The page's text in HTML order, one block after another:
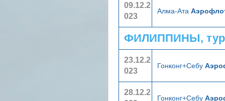
09.12.2
023
Алма-Ата
ФИЛИППИНЫ,
23.12.2
023
Гонконг+Себу
28.12.2
Гонконг+Себу